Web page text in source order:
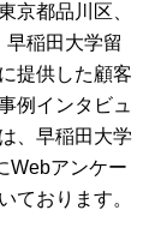
京都品川区、
稲田大学留
提供した顧客
例インタビュ
、早稲田大学
Webアンケー
ております。